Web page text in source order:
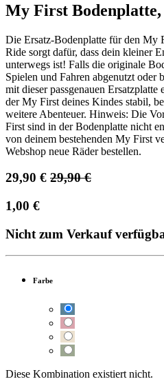
My First
Die Ersatz-Bodenplatte für den My
Ride sorgt dafür, dass dein kleiner
unterwegs ist! Falls die originale
Spielen und Fahren abgenutzt oder
mit dieser passgenauen Ersatzplatte
der My First deines Kindes stabil,
weitere Abenteuer. Hinweis: Die
First sind in der Bodenplatte nicht
von deinem bestehenden My First
Webshop neue Räder bestellen.
29,90 € 29,90€
1,00 €
Nicht zum Verkauf
Farbe
Diese Kombination existiert nicht.